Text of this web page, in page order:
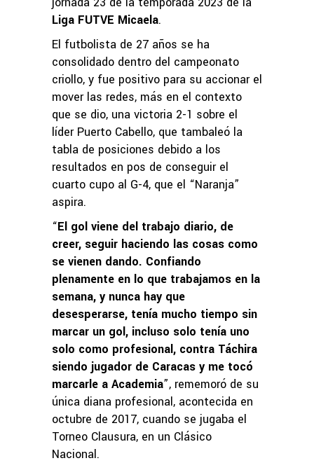
Liga FUTVE Micaela.
El futbolista de 27 años se ha
consolidado dentro del campeonato
criollo, y fue positivo para su accionar el
mover las redes, más en el contexto
que se dio, una victoria 2-1 sobre el
líder Puerto Cabello, que tambaleó la
tabla de posiciones debido a los
resultados en pos de conseguir el
cuarto cupo al G-4, que el “Naranja”
aspira.
“El gol viene del trabajo diario, de
creer, seguir haciendo las cosas como
se vienen dando. Confiando
plenamente en lo que trabajamos en la
semana, y nunca hay que
desesperarse, tenía mucho tiempo sin
marcar un gol, incluso solo tenía uno
solo como profesional, contra Táchira
siendo jugador de Caracas y me tocó
marcarle a Academia”, rememoró de su
única diana profesional, acontecida en
octubre de 2017, cuando se jugaba el
Torneo Clausura, en un Clásico
Nacional.